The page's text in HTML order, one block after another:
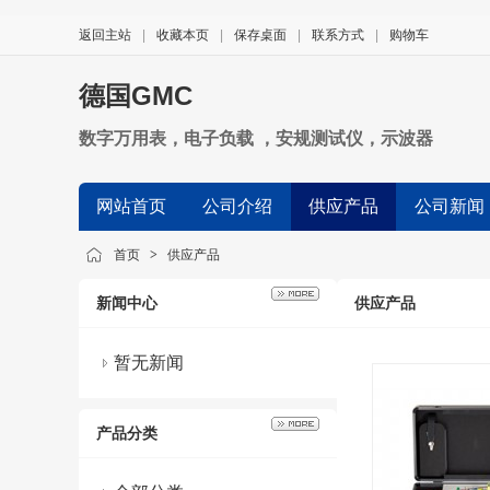
返回主站 收藏本页 保存桌面 联系方式 购物车
德国GMC
数字万用表，电子负载 ，安规测试仪，示波器
网站首页 公司介绍 供应产品 公司新闻
首页 > 供应产品
新闻中心
暂无新闻
产品分类
供应产品